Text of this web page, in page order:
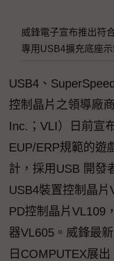
威鋒電子宣布推出符
專用USB4擴充底座
USB4、
控制晶片之領導廠
Inc.；VLI）日前宣
EUP/ERP規範的遊
計，採用USB 開發
USB4裝置控制晶
PD控制晶片VL109
器VL605。威鋒最
日COMPUTEX展